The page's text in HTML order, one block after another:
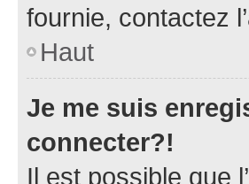
fournie, contactez
Haut
Je me suis
connecter?!
Il est possible que